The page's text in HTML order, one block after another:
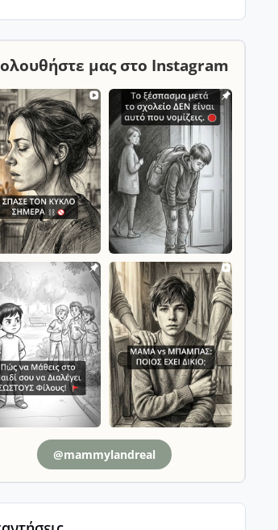
μας στο Instagram
@mammylandreal